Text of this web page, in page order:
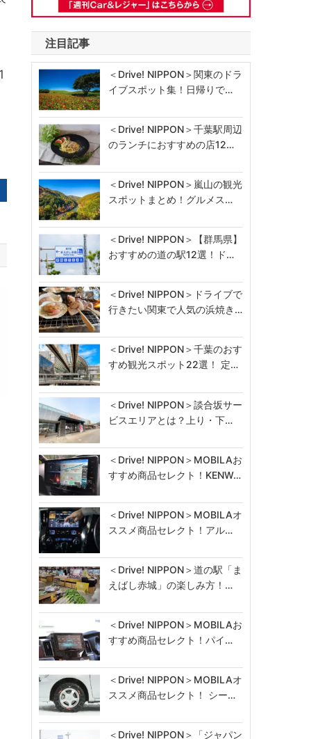
注目記事
＜Drive! NIPPON＞関東のドラ
イブスポット集！日帰りで…
＜Drive! NIPPON＞千葉駅周辺
のランチにおすすめの店12…
＜Drive! NIPPON＞嵐山の観光
スポットまとめ！グルメス…
＜Drive! NIPPON＞【群馬県】
おすすめの道の駅12選！ド…
＜Drive! NIPPON＞ドライブで
行きたい関東で人気の浜焼き…
＜Drive! NIPPON＞千葉のおす
すめ観光スポット22選！ 定…
＜Drive! NIPPON＞談合坂サー
ビスエリアとは？上り・下…
＜Drive! NIPPON＞MOBILAお
すすめ商品セレクト！KENW…
＜Drive! NIPPON＞MOBILAオ
ススメ商品セレクト！アル…
＜Drive! NIPPON＞道の駅「ま
えばし赤城」の楽しみ方！…
＜Drive! NIPPON＞MOBILAお
すすめ商品セレクト！パイ…
＜Drive! NIPPON＞MOBILAオ
ススメ商品セレクト！ シー…
＜Drive! NIPPON＞「ジャパン